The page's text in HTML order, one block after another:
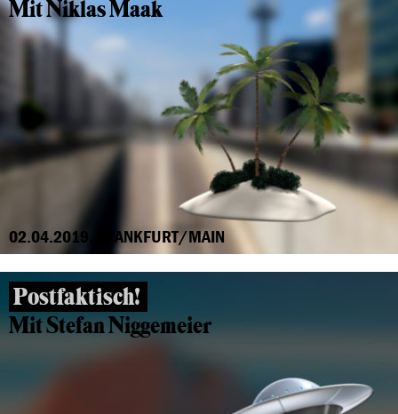
Mit Niklas Maak
02.04.2019, FRANKFURT/MAIN
Postfaktisch!
Mit Stefan Niggemeier